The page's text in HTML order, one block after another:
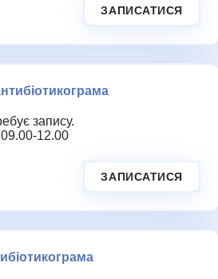
ЗАПИСАТИСЯ
запису.
12.00
ЗАПИСАТИСЯ